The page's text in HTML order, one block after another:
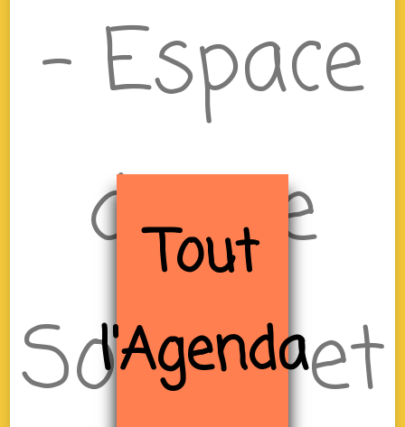
– Espace
de Vie
Sociale et
Tout
l'Agenda